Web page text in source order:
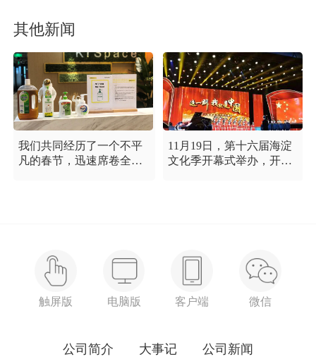
其他新闻
我们共同经历了一个不平
凡的春节，迅速席卷全国
11月19日，第十六届海淀
文化季开幕式举办，开幕
结、特别讲奉献的一流精
神风貌，以及催人泪下的
感人事迹。
触屏版 电脑版 客户端 微信
公司简介 大事记 公司新闻